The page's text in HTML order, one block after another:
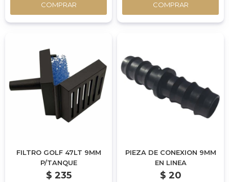
COMPRAR COMPRAR
FILTRO GOLF 47LT 9MM
P/TANQUE
$ 235
PIEZA DE CONEXION 9MM
EN LINEA
$ 20